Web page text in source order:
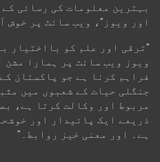
بہترین معلومات کی رسائی
اور ویوز"، ویب سائٹ پر خوش
"ترقی اور علم کو بااختیار
ویوز ویب سائٹ پر ہمارا
فراہم کرنا ہے جو پاکستان
جنگلی حیات کے شعبوں میں
مربوط اور وکالت کرتا ہے،
ذریعے ایک پائیدار اور
ہے۔ اور معنی خیز روابط۔"